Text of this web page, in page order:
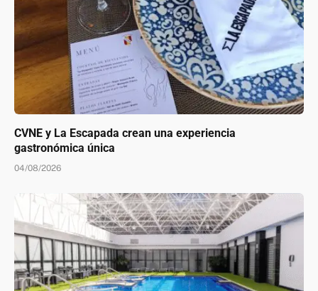
CVNE y La Escapada crean una experiencia
gastronómica única
04/08/2026